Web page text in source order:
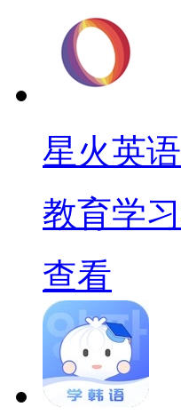
星火英语
教育学习
查看